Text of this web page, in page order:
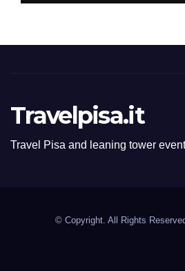
Travelpisa.it
Travel Pisa and leaning tower
© Copyright. All Rights